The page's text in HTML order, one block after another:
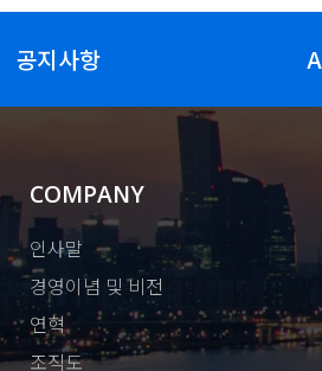
공지사항
COMPANY
인사말
경영이념 및 비전
연혁
조직도